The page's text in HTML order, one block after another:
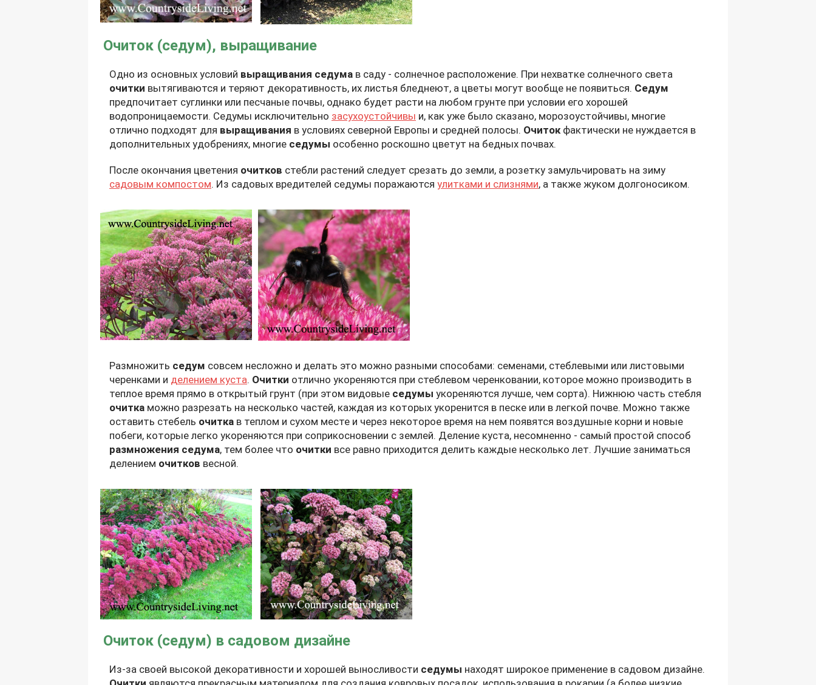
Очиток (седум), выращивание
Одно из основных условий выращивания седума в саду - солнечное расположение. При нехватке солнечного света
очитки вытягиваются и теряют декоративность, их листья бледнеют, а цветы могут вообще не появиться. Седум
предпочитает суглинки или песчаные почвы, однако будет расти на любом грунте при условии его хорошей
водопроницаемости. Седумы исключительно засухоустойчивы и, как уже было сказано, морозоустойчивы, многие
отлично подходят для выращивания в условиях северной Европы и средней полосы. Очиток фактически не нуждается в
дополнительных удобрениях, многие седумы особенно роскошно цветут на бедных почвах.
После окончания цветения очитков стебли растений следует срезать до земли, а розетку замульчировать на зиму
садовым компостом. Из садовых вредителей седумы поражаются улитками и слизнями, а также жуком долгоносиком.
Размножить седум совсем несложно и делать это можно разными способами: семенами, стеблевыми или листовыми
черенками и делением куста. Очитки отлично укореняются при стеблевом черенковании, которое можно производить в
теплое время прямо в открытый грунт (при этом видовые седумы укореняются лучше, чем сорта). Нижнюю часть стебля
очитка можно разрезать на несколько частей, каждая из которых укоренится в песке или в легкой почве. Можно также
оставить стебель очитка в теплом и сухом месте и через некоторое время на нем появятся воздушные корни и новые
побеги, которые легко укореняются при соприкосновении с землей. Деление куста, несомненно - самый простой способ
размножения седума, тем более что очитки все равно приходится делить каждые несколько лет. Лучшие заниматься
делением очитков весной.
Очиток (седум) в садовом дизайне
Из-за своей высокой декоративности и хорошей выносливости седумы находят широкое применение в садовом дизайне.